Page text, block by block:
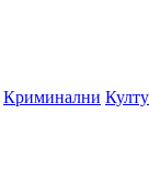
Криминални